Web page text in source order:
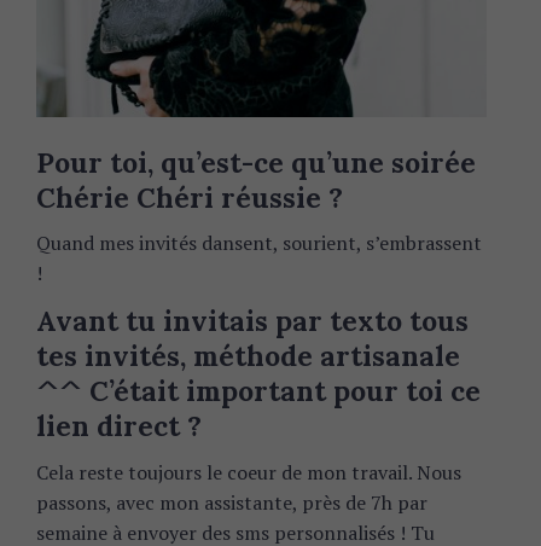
Pour toi, qu’est-ce qu’une soirée
Chérie Chéri réussie ?
Quand mes invités dansent, sourient, s’embrassent
!
Avant tu invitais par texto tous
tes invités, méthode artisanale
^^ C’était important pour toi ce
lien direct ?
Cela reste toujours le coeur de mon travail. Nous
passons, avec mon assistante, près de 7h par
semaine à envoyer des sms personnalisés ! Tu